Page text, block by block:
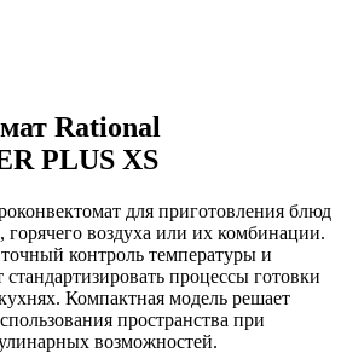
Rational
PLUS XS
для приготовления блюд
горячего воздуха или их комбинации.
контроль температуры и
процессы готовки
Компактная модель решает
пространства при
возможностей.